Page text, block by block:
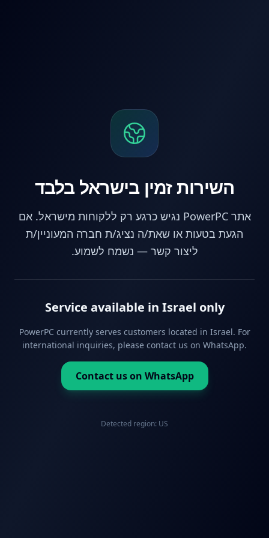
השירות זמין בישראל בלבד
אתר PowerPC נגיש כרגע רק ללקוחות מישראל. אם
הגעת בטעות או שאת/ה נציג/ת חברה המעוניין/ת
ליצור קשר — נשמח לשמוע.
Service available in Israel only
PowerPC currently serves customers located in Israel. For
international inquiries, please contact us on WhatsApp.
Contact us on WhatsApp
Detected region: US